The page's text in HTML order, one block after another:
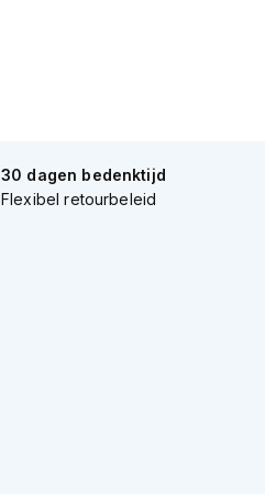
30 dagen bedenktijd
Flexibel retourbeleid